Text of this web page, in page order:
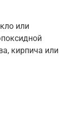
или
кирпича или